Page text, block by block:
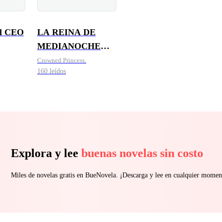
CEO
LA REINA DE
MEDIANOCHE
DEL
MULTIMILLONARIO
Crowned Princess.
160 leídos
Explora y lee buenas novelas sin costo
Miles de novelas gratis en BueNovela. ¡Descarga y lee en cualquier